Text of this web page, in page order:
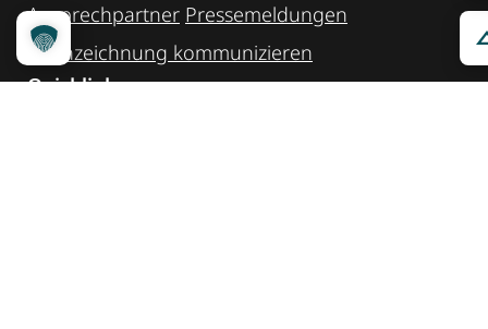
Ansprechpartner Pressemeldungen
Kennzeichnung ­kommunizieren
Quicklinks